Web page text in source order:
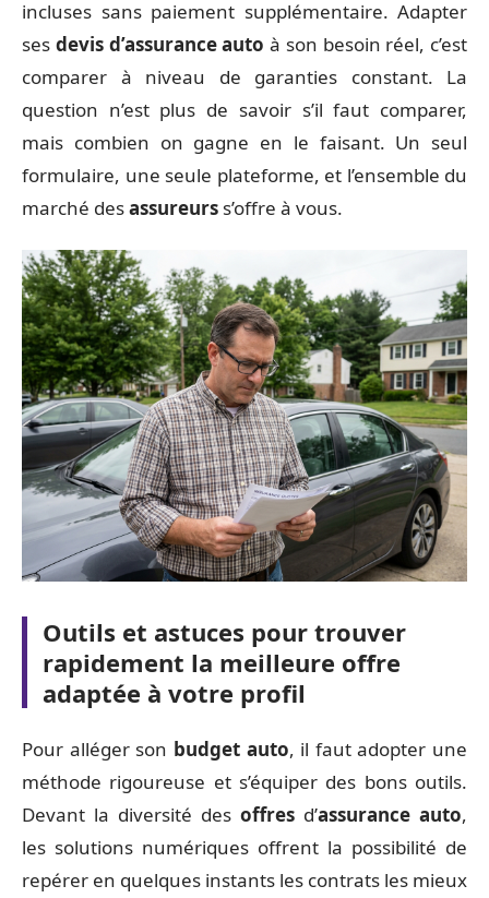
incluses sans paiement supplémentaire. Adapter
ses devis d’assurance auto à son besoin réel, c’est
comparer à niveau de garanties constant. La
question n’est plus de savoir s’il faut comparer,
mais combien on gagne en le faisant. Un seul
formulaire, une seule plateforme, et l’ensemble du
marché desassureurs s’offre à vous.
Outils et astuces pour trouver
rapidement la meilleure offre
adaptée à votre profil
Pour alléger son budget auto, il faut adopter une
méthode rigoureuse et s’équiper des bons outils.
Devant la diversité des offres d’assurance auto,
les solutions numériques offrent la possibilité de
repérer en quelques instants les contrats les mieux